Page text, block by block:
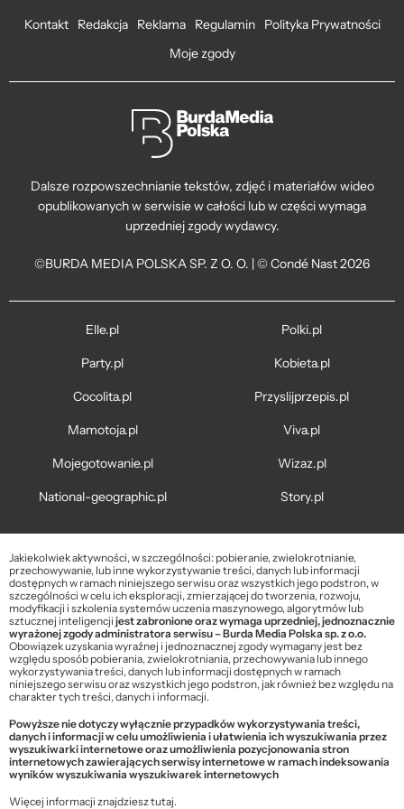
Kontakt Redakcja Reklama Regulamin
Polityka Prywatności
Moje zgody
Dalsze rozpowszechnianie tekstów, zdjęć i materiałów wideo
opublikowanych w serwisie w całości lub w części wymaga
uprzedniej zgody wydawcy.
©BURDA MEDIA POLSKA SP. Z O. O. | © Condé Nast 2026
Elle.pl
Party.pl
Cocolita.pl
Mamotoja.pl
Mojegotowanie.pl
National-geographic.pl
Polki.pl
Kobieta.pl
Przyslijprzepis.pl
Viva.pl
Wizaz.pl
Story.pl
Jakiekolwiek aktywności, w szczególności: pobieranie, zwielokrotnianie,
przechowywanie, lub inne wykorzystywanie treści, danych lub informacji
dostępnych w ramach niniejszego serwisu oraz wszystkich jego podstron, w
szczególności w celu ich eksploracji, zmierzającej do tworzenia, rozwoju,
modyfikacji i szkolenia systemów uczenia maszynowego, algorytmów lub
sztucznej inteligencjijest zabronione oraz wymaga uprzedniej, jednoznacznie
wyrażonej zgody administratora serwisu – Burda Media Polska sp. z o.o.
Obowiązek uzyskania wyraźnej i jednoznacznej zgody wymagany jest bez
względu sposób pobierania, zwielokrotniania, przechowywania lub innego
wykorzystywania treści, danych lub informacji dostępnych w ramach
niniejszego serwisu oraz wszystkich jego podstron, jak również bez względu na
charakter tych treści, danych i informacji.
Powyższe nie dotyczy wyłącznie przypadków wykorzystywania treści,
danych i informacji w celu umożliwienia i ułatwienia ich wyszukiwania przez
wyszukiwarki internetowe oraz umożliwienia pozycjonowania stron
internetowych zawierających serwisy internetowe w ramach indeksowania
wyników wyszukiwania wyszukiwarek internetowych
Więcej informacji znajdziesztutaj.